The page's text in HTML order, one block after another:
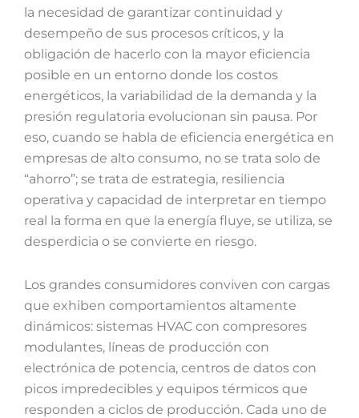
la necesidad de garantizar continuidad y
desempeño de sus procesos críticos, y la
obligación de hacerlo con la mayor eficiencia
posible en un entorno donde los costos
energéticos, la variabilidad de la demanda y la
presión regulatoria evolucionan sin pausa. Por
eso, cuando se habla de eficiencia energética en
empresas de alto consumo, no se trata solo de
“ahorro”; se trata de estrategia, resiliencia
operativa y capacidad de interpretar en tiempo
real la forma en que la energía fluye, se utiliza, se
desperdicia o se convierte en riesgo.
Los grandes consumidores conviven con cargas
que exhiben comportamientos altamente
dinámicos: sistemas HVAC con compresores
modulantes, líneas de producción con
electrónica de potencia, centros de datos con
picos impredecibles y equipos térmicos que
responden a ciclos de producción. Cada uno de